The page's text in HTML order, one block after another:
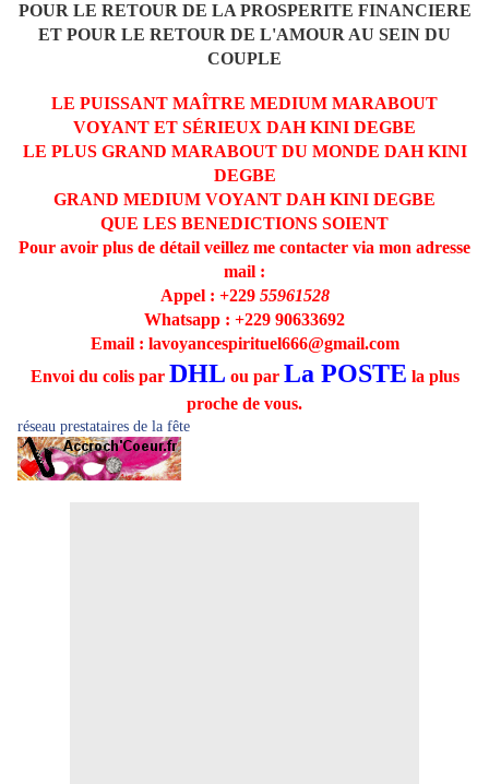
POUR LE RETOUR DE LA PROSPERITE FINANCIERE
ET POUR LE RETOUR DE L'AMOUR AU SEIN DU
COUPLE
LE PUISSANT MAÎTRE MEDIUM MARABOUT
VOYANT ET SÉRIEUX DAH KINI DEGBE
LE PLUS GRAND MARABOUT DU MONDE DAH KINI
DEGBE
GRAND MEDIUM VOYANT DAH KINI DEGBE
QUE LES BENEDICTIONS SOIENT
Pour avoir plus de détail veillez me contacter via mon adresse
mail :
Appel : +229 55961528
Whatsapp : +229 90633692
Email : lavoyancespirituel666@gmail.com
Envoi du colis par DHL ou par La POSTE la plus
proche de vous.
réseau prestataires de la fête